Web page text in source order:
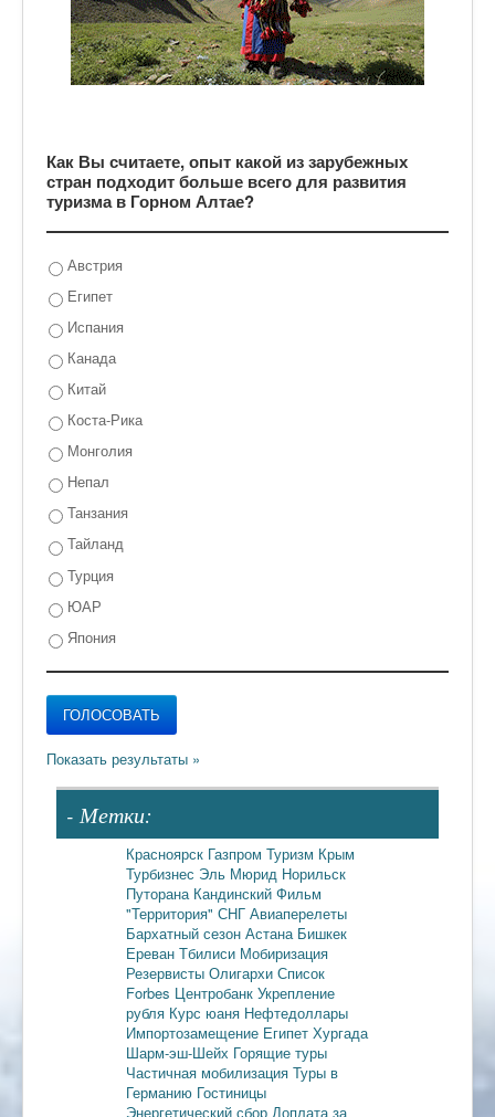
Как Вы считаете, опыт какой из зарубежных
стран подходит больше всего для развития
туризма в Горном Алтае?
Австрия
Египет
Испания
Канада
Китай
Коста-Рика
Монголия
Непал
Танзания
Тайланд
Турция
ЮАР
Япония
- Метки:
Красноярск Газпром Туризм Крым
Турбизнес Эль Мюрид Норильск
Путорана Кандинский Фильм
"Территория" СНГ Авиаперелеты
Бархатный сезон Астана Бишкек
Ереван Тбилиси Мобиризация
Резервисты Олигархи Список
Forbes Центробанк Укрепление
рубля Курс юаня Нефтедоллары
Импортозамещение Египет Хургада
Шарм-эш-Шейх Горящие туры
Частичная мобилизация Туры в
Германию Гостиницы
Энергетический сбор Доплата за